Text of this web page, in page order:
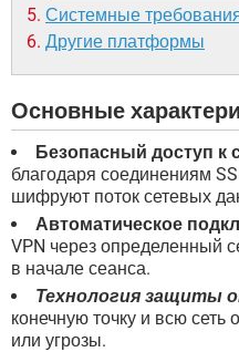
Системные
Другие платформы
Основные
Безопасный доступ к
благодаря соединениям
шифруют поток сетевых
Автоматическое
VPN через определенный
в начале сеанса.
Технология защиты
конечную точку и всю сеть
или угрозы.